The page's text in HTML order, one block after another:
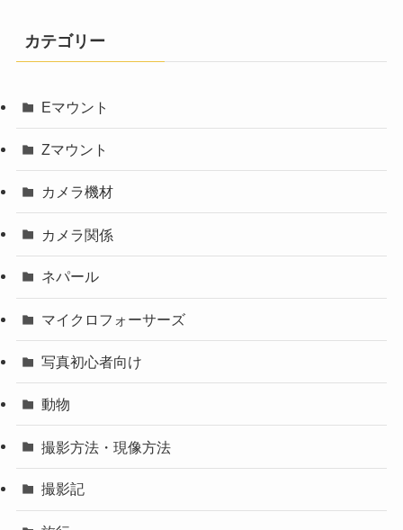
カテゴリー
Eマウント
Zマウント
カメラ機材
カメラ関係
ネパール
マイクロフォーサーズ
写真初心者向け
動物
撮影方法・現像方法
撮影記